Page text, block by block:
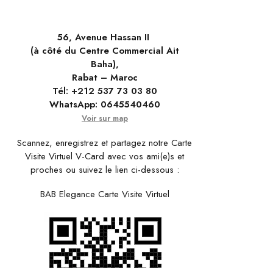
56, Avenue Hassan II
(à côté du Centre Commercial Ait
Baha),
Rabat – Maroc
Tél: +212 537 73 03 80
WhatsApp: 0645540460
Voir sur map
Scannez, enregistrez et partagez notre Carte
Visite Virtuel V-Card avec vos ami(e)s et
proches ou suivez le lien ci-dessous :
BAB Elegance Carte Visite Virtuel